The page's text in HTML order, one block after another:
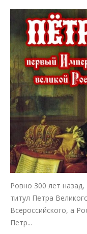
Ровно 300 лет
титул Петра
Всероссийского, а
Петр...